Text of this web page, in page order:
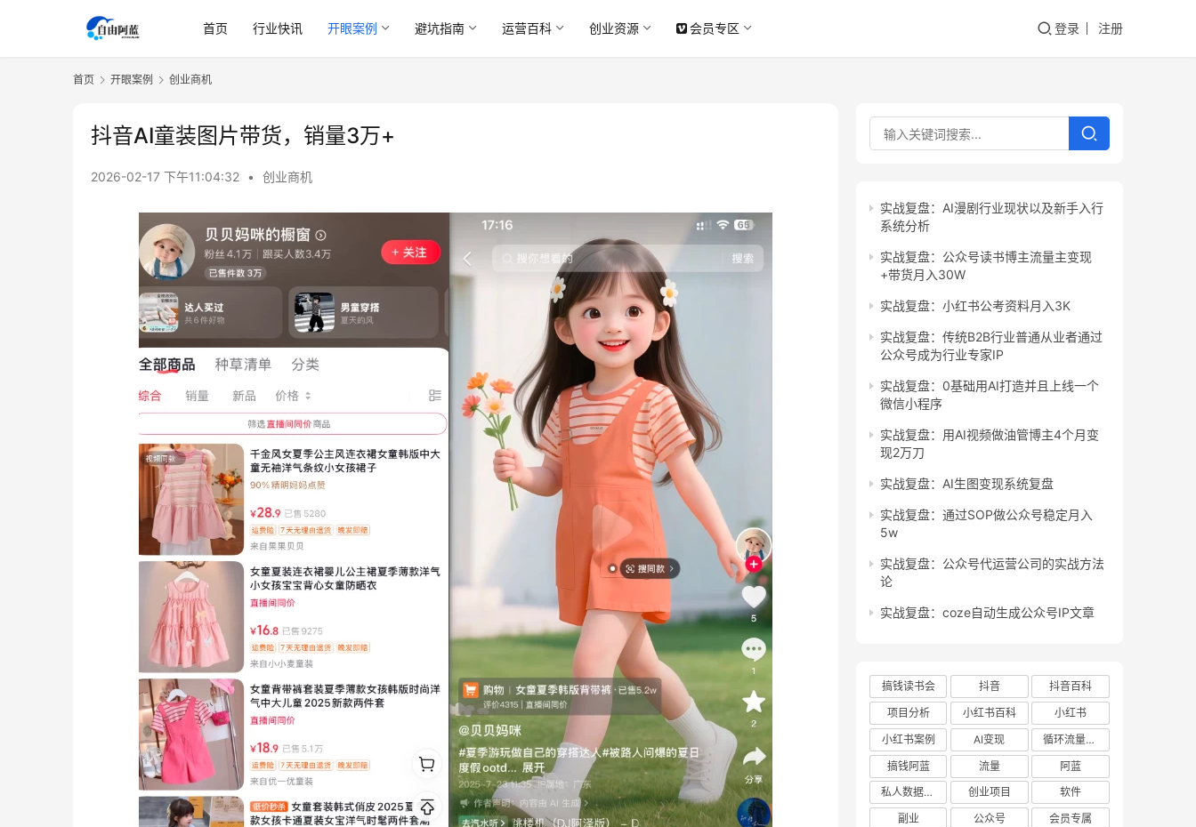
首页 行业快讯 开眼案例 避坑指南 运营百科 创业资源 会员专区 登录 注册
首页 开眼案例 创业商机
抖音AI童装图片带货，销量3万+
2026-02-17 下午11:04:32 • 创业商机
实战复盘：AI漫剧行业现状以及新手入行
系统分析
实战复盘：公众号读书博主流量主变现
+带货月入30W
实战复盘：小红书公考资料月入3K
实战复盘：传统B2B行业普通从业者通过
公众号成为行业专家IP
实战复盘：0基础用AI打造并且上线一个
微信小程序
实战复盘：用AI视频做油管博主4个月变
现2万刀
实战复盘：AI生图变现系统复盘
实战复盘：通过SOP做公众号稳定月入
5w
实战复盘：公众号代运营公司的实战方法
论
实战复盘：coze自动生成公众号IP文章
搞钱读书会 抖音
抖音百科
项目分析
小红书百科
小红书
小红书案例
AI变现
循环流量实验室
搞钱阿蓝
流量
阿蓝
私人数据库项目
创业项目
软件
副业
公众号
会员专属